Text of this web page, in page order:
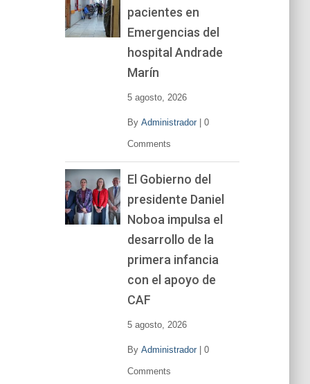
pacientes en
Emergencias del
hospital Andrade
Marín
5 agosto, 2026
By Administrador| 0
Comments
El Gobierno del
presidente Daniel
Noboa impulsa el
desarrollo de la
primera infancia
con el apoyo de
CAF
5 agosto, 2026
By Administrador| 0
Comments